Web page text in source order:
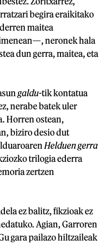
begira eraikitako
maitea
neronek hala
dun gerra, maitea, eta
galdu-tik kontatua
nerabe batek uler
Horren ostean,
biziro desio dut
Helduen gerra
trilogia ederra
zertzen
ez balitz, fikzioak ez
Agian, Garroren
gara pailazo hiltzaileak